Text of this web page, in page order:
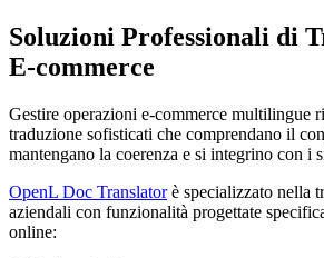
Soluzioni Professionali di
E-commerce
Gestire operazioni e-commerce multilingue
traduzione sofisticati che comprendano il
mantengano la coerenza e si integrino con i
OpenL Doc Translatorè specializzato nella
aziendali con funzionalità progettate
online: